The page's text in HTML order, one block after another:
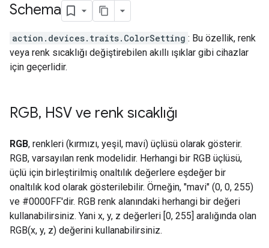
Schema
action.devices.traits.ColorSetting : Bu özellik, renk
veya renk sıcaklığı değiştirebilen akıllı ışıklar gibi cihazlar
için geçerlidir.
RGB, HSV ve renk sıcaklığı
RGB, renkleri (kırmızı, yeşil, mavi) üçlüsü olarak gösterir.
RGB, varsayılan renk modelidir. Herhangi bir RGB üçlüsü,
üçlü için birleştirilmiş onaltılık değerlere eşdeğer bir
onaltılık kod olarak gösterilebilir. Örneğin, "mavi" (0, 0, 255)
ve #0000FF'dir. RGB renk alanındaki herhangi bir değeri
kullanabilirsiniz. Yani x, y, z değerleri [0, 255] aralığında olan
RGB(x, y, z) değerini kullanabilirsiniz.